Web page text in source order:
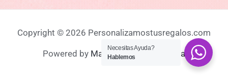
Copyright © 2026 Personalizamostusregalos.com
Powered by MastecnologiaColombia
Necesitas Ayuda?
Hablemos